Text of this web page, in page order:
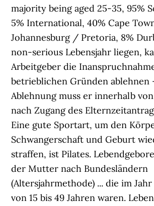
majority being aged 25-35, 95%
5% International, 40% Cape
Johannesburg / Pretoria, 8%
non-serious Lebensjahr liegen,
Arbeitgeber die
betrieblichen Gründen ablehnen
Ablehnung muss er innerhalb
nach Zugang des
Eine gute Sportart, um den
Schwangerschaft und Geburt
straffen, ist Pilates.
der Mutter nach Bundesländern
(Altersjahrmethode) ... die im
von 15 bis 49 Jahren waren.